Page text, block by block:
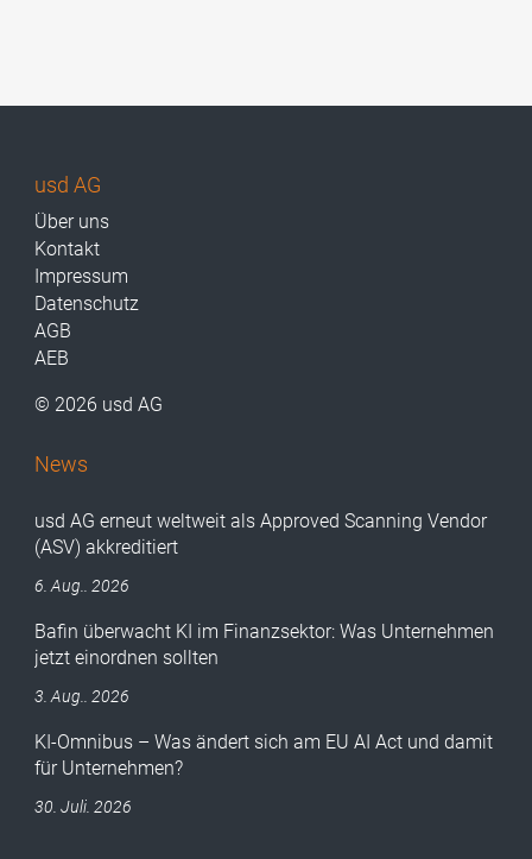
usd AG
Über uns
Kontakt
Impressum
Datenschutz
AGB
AEB
© 2026 usd AG
News
usd AG erneut weltweit als Approved Scanning Vendor
(ASV) akkreditiert
6. Aug.. 2026
Bafin überwacht KI im Finanzsektor: Was Unternehmen
jetzt einordnen sollten
3. Aug.. 2026
KI-Omnibus – Was ändert sich am EU AI Act und damit
für Unternehmen?
30. Juli. 2026